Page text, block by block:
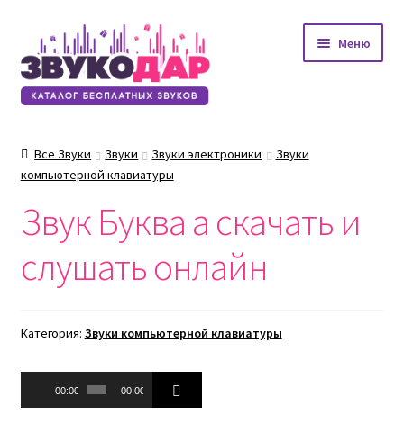
Перейти
к
навигации
Перейти
к
содержимому
Меню
Все Звуки Звуки Звуки электроники
Звуки
компьютерной клавиатуры
Звук Буква а скачать и
слушать онлайн
Категория: Звуки компьютерной клавиатуры
Аудиоплеер
00:00 00:00